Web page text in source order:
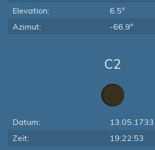
Elevation:
6.5°
Azimut:
-66.9°
C2
Datum:
13.05.1733
Zeit:
19:22:53